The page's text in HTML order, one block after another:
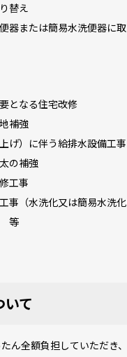
替え
器または簡易水洗便器
となる住宅改修
補強
げ）に伴う給排水設備工事
の補強
工事
事（水洗化又は簡易水洗
等
て
ん全額負担していただき